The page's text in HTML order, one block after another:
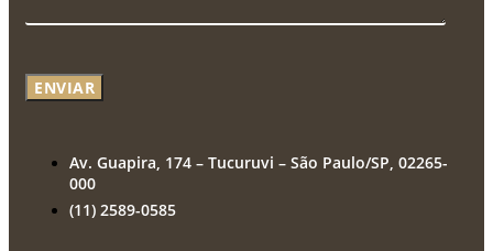
ENVIAR
Av. Guapira, 174 – Tucuruvi – São Paulo/SP, 02265-
000
(11) 2589-0585